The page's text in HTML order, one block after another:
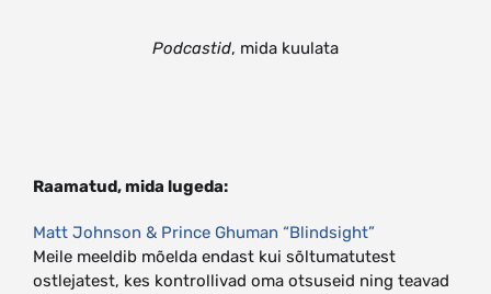
Podcastid, mida kuulata
Raamatud, mida lugeda:
Matt Johnson & Prince Ghuman “Blindsight”
Meile meeldib mõelda endast kui sõltumatutest
ostlejatest, kes kontrollivad oma otsuseid ning teavad